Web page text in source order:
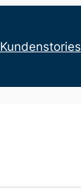
Kundenstories